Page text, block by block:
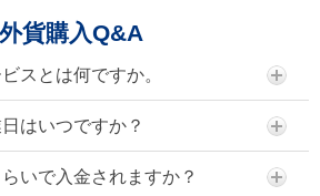
外貨購入Q&A
スとは何ですか。
はいつですか？
いで入金されますか？